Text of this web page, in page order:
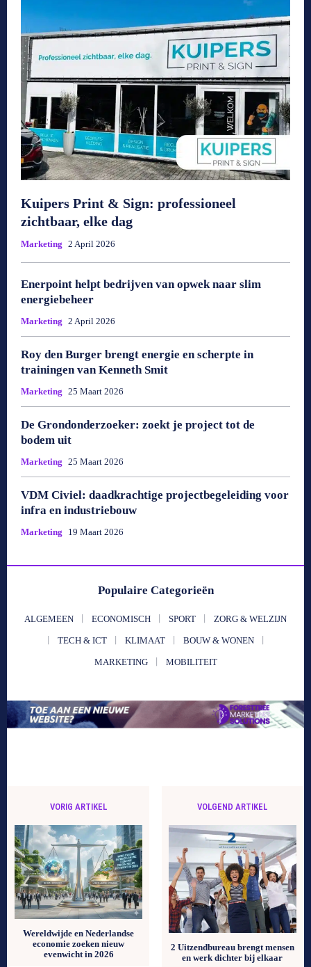
Kuipers Print & Sign: professioneel
zichtbaar, elke dag
Marketing 2 April 2026
Enerpoint helpt bedrijven van opwek naar slim
energiebeheer
Marketing 2 April 2026
Roy den Burger brengt energie en scherpte in
trainingen van Kenneth Smit
Marketing 25 Maart 2026
De Grondonderzoeker: zoekt je project tot de
bodem uit
Marketing 25 Maart 2026
VDM Civiel: daadkrachtige projectbegeleiding voor
infra en industriebouw
Marketing 19 Maart 2026
Populaire Categorieën
ALGEMEEN ECONOMISCH SPORT ZORG & WELZIJN
TECH & ICT KLIMAAT BOUW & WONEN
MARKETING MOBILITEIT
VORIG ARTIKEL
Wereldwijde en Nederlandse
economie zoeken nieuw
evenwicht in 2026
VOLGEND ARTIKEL
2 Uitzendbureau brengt mensen
en werk dichter bij elkaar